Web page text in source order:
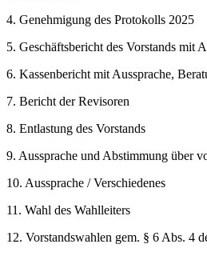
4. Genehmigung des Protokolls 2025
5. Geschäftsbericht des Vorstands mit
6. Kassenbericht mit Aussprache,
7. Bericht der Revisoren
8. Entlastung des Vorstands
9. Aussprache und Abstimmung über
10. Aussprache / Verschiedenes
11. Wahl des Wahlleiters
12. Vorstandswahlen gem. § 6 Abs. 4